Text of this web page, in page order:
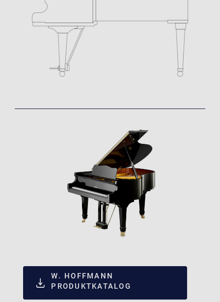
W. HOFFMANN
PRODUKTKATALOG